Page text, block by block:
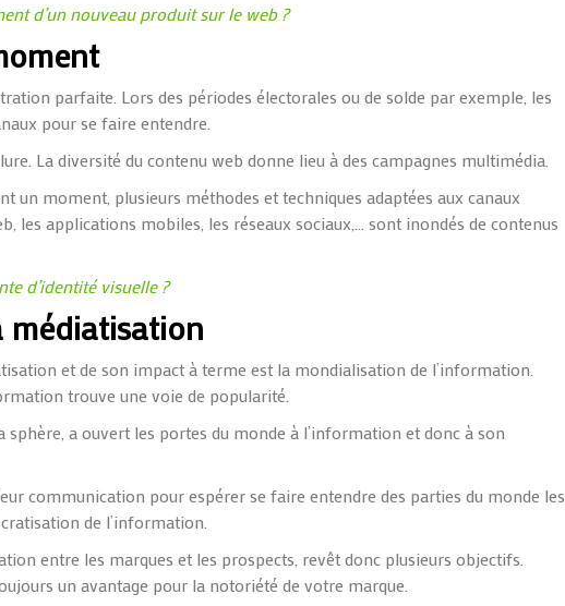
d’un nouveau produit sur le web ?
parfaite. Lors des périodes électorales ou de solde par exemple, les
pour se faire entendre.
La diversité du contenu web donne lieu à des campagnes multimédia.
un moment, plusieurs méthodes et techniques adaptées aux canaux
les applications mobiles, les réseaux sociaux,… sont inondés de contenus
d’identité visuelle ?
médiatisation
et de son impact à terme est la mondialisation de l’information.
trouve une voie de popularité.
sphère, a ouvert les portes du monde à l’information et donc à son
communication pour espérer se faire entendre des parties du monde les
de l’information.
entre les marques et les prospects, revêt donc plusieurs objectifs.
un avantage pour la notoriété de votre marque.